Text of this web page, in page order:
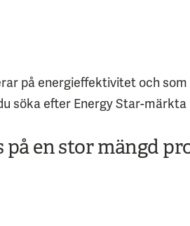
på energieffektivitet och
söka efter Energy Star-
en stor mängd